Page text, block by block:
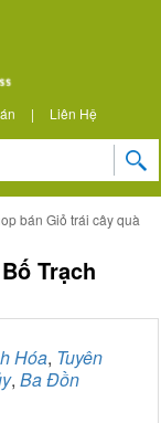
| Liên Hệ
bán Giỏ trái cây quà
Trạch
Hóa, Tuyên
, Ba Đồn